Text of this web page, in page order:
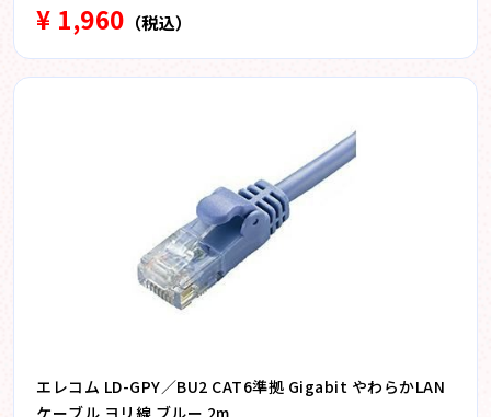
¥ 1,960 （税込）
エレコム LD-GPY／BU2 CAT6準拠 Gigabit やわらかLAN
ケーブル ヨリ線 ブルー 2m